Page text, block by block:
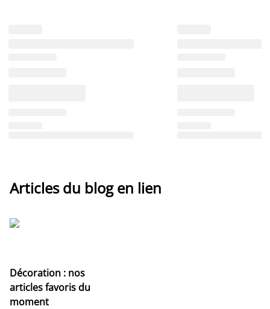
Articles du blog en lien
Décoration : nos
articles favoris du
moment